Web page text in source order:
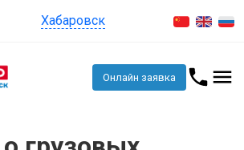
Хабаровск
Онлайн заявка